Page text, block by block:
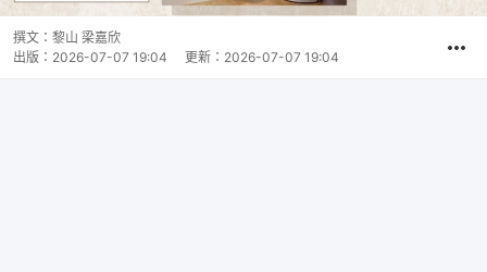
撰文： 黎山 梁嘉欣
出版： 2026-07-07 19:04 更新： 2026-07-07 19:04